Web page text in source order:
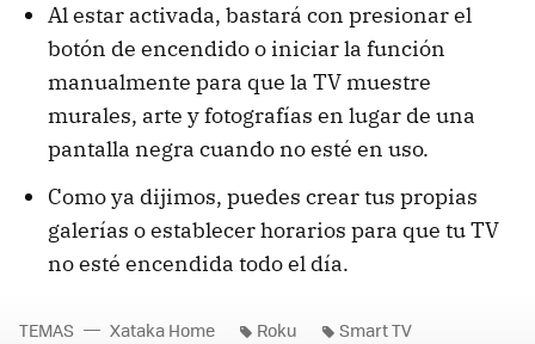
Al estar activada, bastará con presionar el
botón de encendido o iniciar la función
manualmente para que la TV muestre
murales, arte y fotografías en lugar de una
pantalla negra cuando no esté en uso.
Como ya dijimos, puedes crear tus propias
galerías o establecer horarios para que tu TV
no esté encendida todo el día.
TEMAS Xataka Home Roku Smart TV